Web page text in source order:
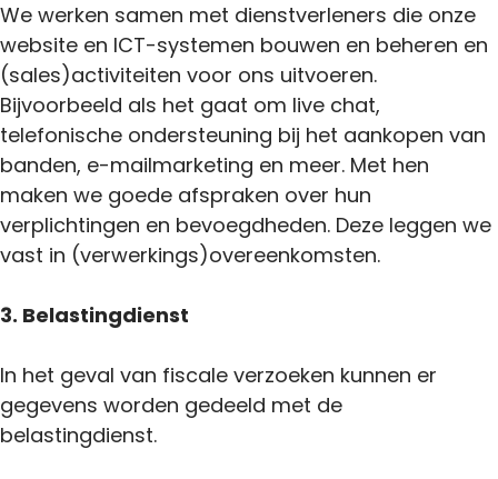
We werken samen met dienstverleners die onze
website en ICT-systemen bouwen en beheren en
(sales)activiteiten voor ons uitvoeren.
Bijvoorbeeld als het gaat om live chat,
telefonische ondersteuning bij het aankopen van
banden, e-mailmarketing en meer. Met hen
maken we goede afspraken over hun
verplichtingen en bevoegdheden. Deze leggen we
vast in (verwerkings)overeenkomsten.
3. Belastingdienst
In het geval van fiscale verzoeken kunnen er
gegevens worden gedeeld met de
belastingdienst.